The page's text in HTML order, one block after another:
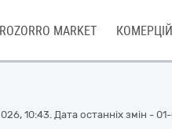
MARKET
10:43. Дата останніх змін -